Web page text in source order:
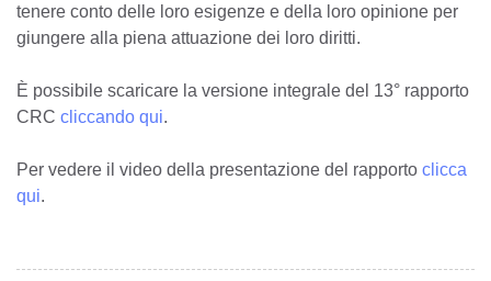
tenere conto delle loro esigenze e della loro opinione per
giungere alla piena attuazione dei loro diritti.
È possibile scaricare la versione integrale del 13° rapporto
CRC cliccando qui.
Per vedere il video della presentazione del rapporto clicca
qui.